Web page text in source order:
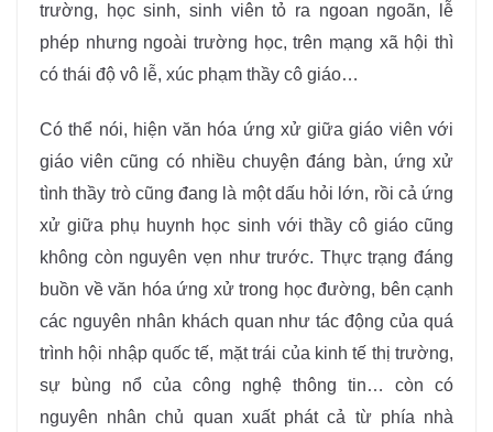
trường, học sinh, sinh viên tỏ ra ngoan ngoãn, lễ
phép nhưng ngoài trường học, trên mạng xã hội thì
có thái độ vô lễ, xúc phạm thầy cô giáo…
Có thể nói, hiện văn hóa ứng xử giữa giáo viên với
giáo viên cũng có nhiều chuyện đáng bàn, ứng xử
tình thầy trò cũng đang là một dấu hỏi lớn, rồi cả ứng
xử giữa phụ huynh học sinh với thầy cô giáo cũng
không còn nguyên vẹn như trước. Thực trạng đáng
buồn về văn hóa ứng xử trong học đường, bên cạnh
các nguyên nhân khách quan như tác động của quá
trình hội nhập quốc tế, mặt trái của kinh tế thị trường,
sự bùng nổ của công nghệ thông tin… còn có
nguyên nhân chủ quan xuất phát cả từ phía nhà